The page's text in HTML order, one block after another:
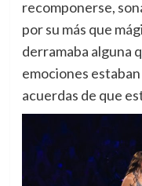
recomponerse,
por su más que
derramaba alguna
emociones
acuerdas de que